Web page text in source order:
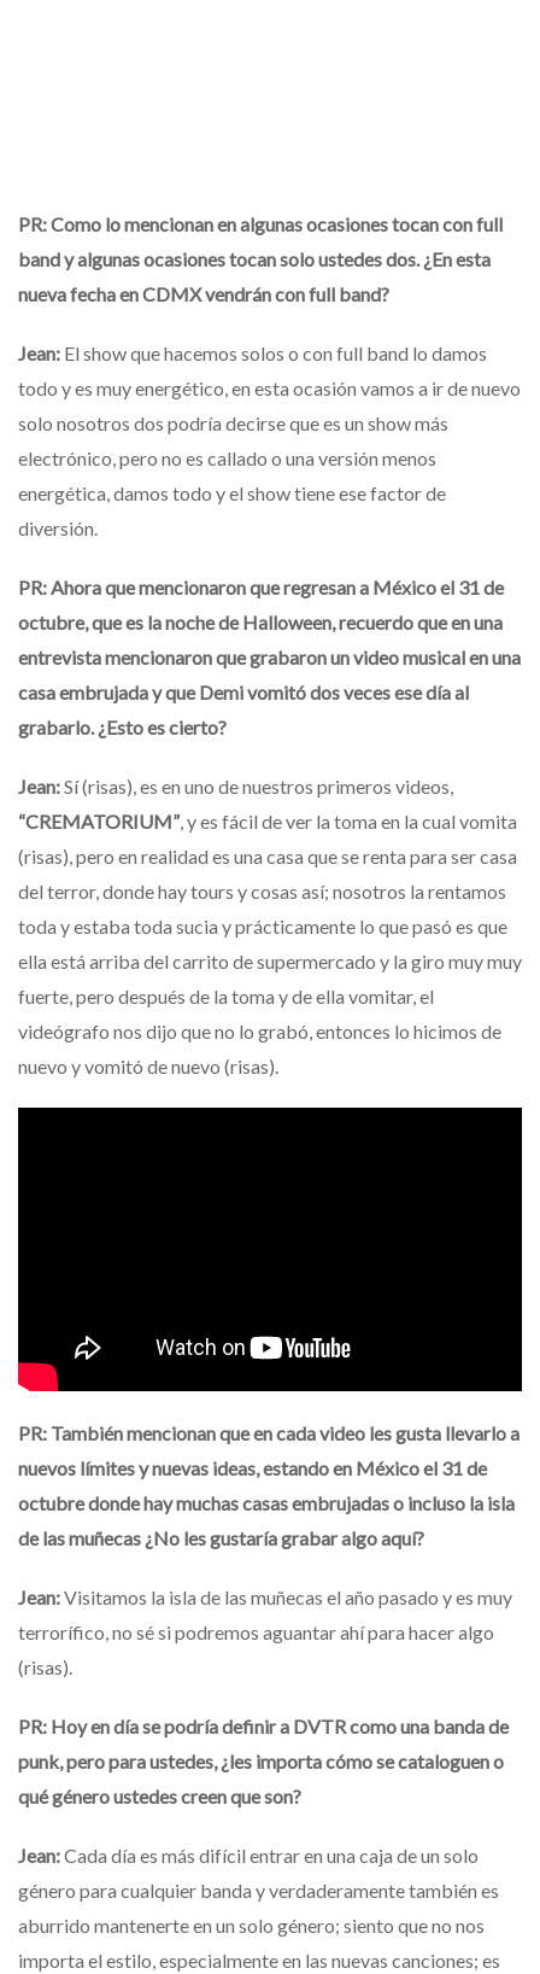
PR: Como lo mencionan en algunas ocasiones tocan con full
band y algunas ocasiones tocan solo ustedes dos. ¿En esta
nueva fecha en CDMX vendrán con full band?
Jean: El show que hacemos solos o con full band lo damos
todo y es muy energético, en esta ocasión vamos a ir de nuevo
solo nosotros dos podría decirse que es un show más
electrónico, pero no es callado o una versión menos
energética, damos todo y el show tiene ese factor de
diversión.
PR: Ahora que mencionaron que regresan a México el 31 de
octubre, que es la noche de Halloween, recuerdo que en una
entrevista mencionaron que grabaron un video musical en una
casa embrujada y que Demi vomitó dos veces ese día al
grabarlo. ¿Esto es cierto?
Jean:Sí (risas), es en uno de nuestros primeros videos,
“CREMATORIUM”, y es fácil de ver la toma en la cual vomita
(risas), pero en realidad es una casa que se renta para ser casa
del terror, donde hay tours y cosas así; nosotros la rentamos
toda y estaba toda sucia y prácticamente lo que pasó es que
ella está arriba del carrito de supermercado y la giro muy muy
fuerte, pero después de la toma y de ella vomitar, el
videógrafo nos dijo que no lo grabó, entonces lo hicimos de
nuevo y vomitó de nuevo (risas).
PR: También mencionan que en cada video les gusta llevarlo a
nuevos límites y nuevas ideas, estando en México el 31 de
octubre donde hay muchas casas embrujadas o incluso la isla
de las muñecas ¿No les gustaría grabar algo aquí?
Jean:Visitamos la isla de las muñecas el año pasado y es muy
terrorífico, no sé si podremos aguantar ahí para hacer algo
(risas).
PR: Hoy en día se podría definir a DVTR como una banda de
punk, pero para ustedes, ¿les importa cómo se cataloguen o
qué género ustedes creen que son?
Jean:Cada día es más difícil entrar en una caja de un solo
género para cualquier banda y verdaderamente también es
aburrido mantenerte en un solo género; siento que no nos
importa el estilo, especialmente en las nuevas canciones; es